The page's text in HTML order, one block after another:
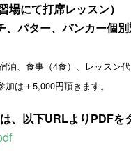
場にて打席レッスン）
、パター、バンカー個
泊、食事（4食）、レッスン代
は＋5,000円頂きます。
、以下URLよりPDFを